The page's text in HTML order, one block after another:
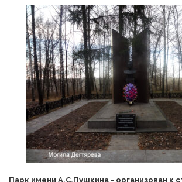
Парк имени А.С.Пушкина - организован к